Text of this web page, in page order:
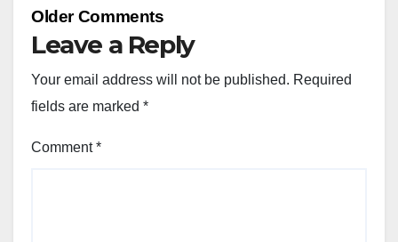
Comment
Older Comments
Leave a Reply
Your email address will not be published. Required
fields are marked *
Comment*